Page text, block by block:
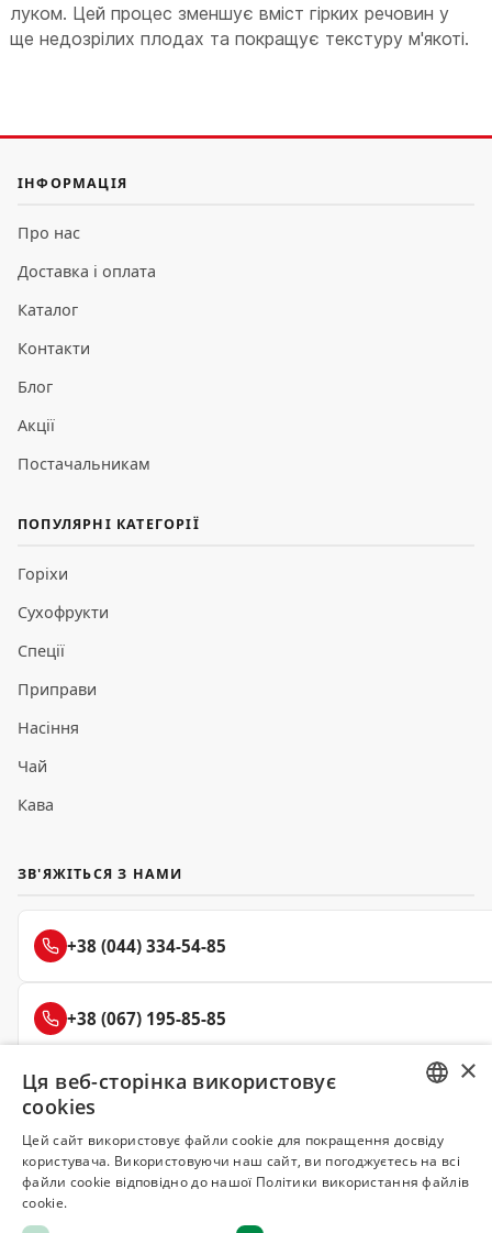
луком. Цей процес зменшує вміст гірких речовин у
ще недозрілих плодах та покращує текстуру м'якоті.
ІНФОРМАЦІЯ
Про нас
Доставка і оплата
Каталог
Контакти
Блог
Акції
Постачальникам
ПОПУЛЯРНІ КАТЕГОРІЇ
Горіхи
Сухофрукти
Спеції
Приправи
Насіння
Чай
Кава
ЗВ'ЯЖІТЬСЯ З НАМИ
+38 (044) 334-54-85
+38 (067) 195-85-85
+38 (050) 145-85-45
СПЕЦІЇ ТА ПРЯНОЩІ
UKRAINIAN
×
Ця веб-сторінка використовує
cookies
Цей сайт використовує файли cookie для покращення досвіду
користувача. Використовуючи наш сайт, ви погоджуєтесь на всі
файли cookie відповідно до нашої Політики використання файлів
cookie.